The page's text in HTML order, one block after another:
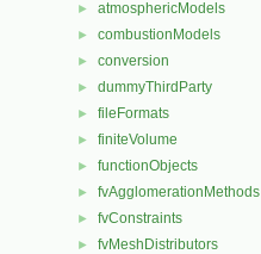
► atmosphericModels
► combustionModels
► conversion
► dummyThirdParty
► fileFormats
► finiteVolume
► functionObjects
► fvAgglomerationMethods
► fvConstraints
► fvMeshDistributors